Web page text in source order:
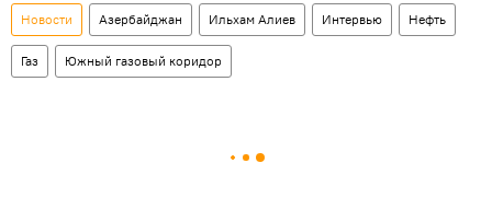
Новости Азербайджан Ильхам Алиев Интервью Нефть
Газ Южный газовый коридор